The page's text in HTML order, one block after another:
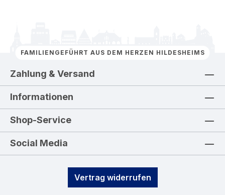
FAMILIENGEFÜHRT AUS DEM HERZEN HILDESHEIMS
Zahlung & Versand
Informationen
Shop-Service
Social Media
Vertrag widerrufen